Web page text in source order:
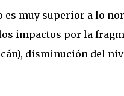
es muy superior a lo
impactos por la
disminución del